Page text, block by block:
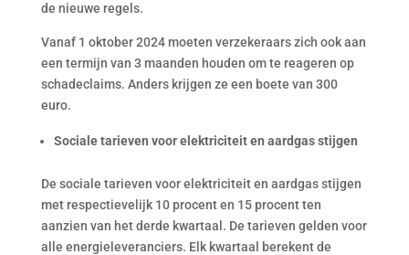
de nieuwe regels.
Vanaf 1 oktober 2024 moeten verzekeraars zich ook aan
een termijn van 3 maanden houden om te reageren op
schadeclaims. Anders krijgen ze een boete van 300
euro.
Sociale tarieven voor elektriciteit en aardgas stijgen
De sociale tarieven voor elektriciteit en aardgas stijgen
met respectievelijk 10 procent en 15 procent ten
aanzien van het derde kwartaal. De tarieven gelden voor
alle energieleveranciers. Elk kwartaal berekent de